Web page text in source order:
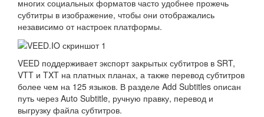
многих социальных форматов часто удобнее прожечь
субтитры в изображение, чтобы они отображались
независимо от настроек платформы.
VEED поддерживает экспорт закрытых субтитров в SRT,
VTT и TXT на платных планах, а также перевод субтитров
более чем на 125 языков. В разделе Add Subtitles описан
путь через Auto Subtitle, ручную правку, перевод и
выгрузку файла субтитров.